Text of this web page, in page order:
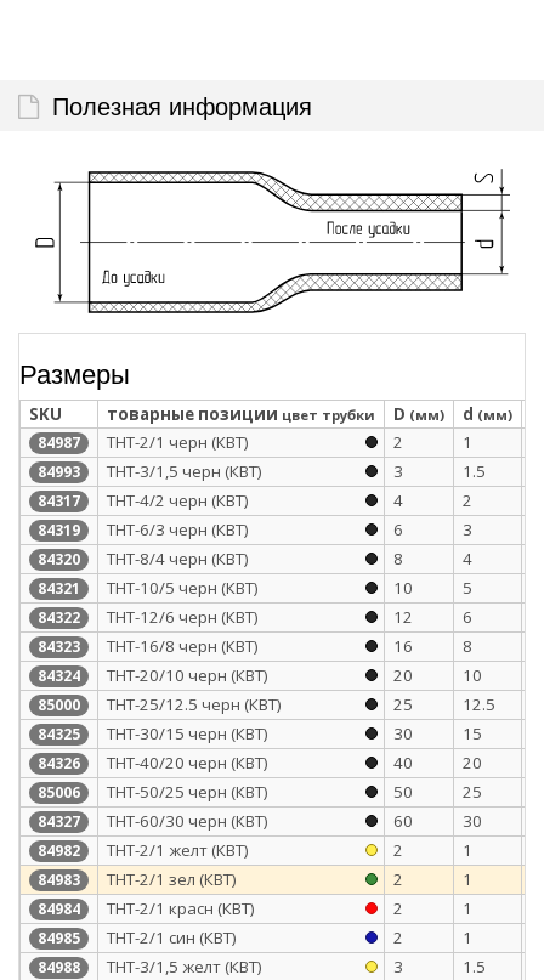
Полезная информация
Размеры
SKU товарные позиции цвет трубки D (мм) d (мм)
84987 ТНТ-2/1 черн (КВТ) 2 1
84993 ТНТ-3/1,5 черн (КВТ) 3 1.5
84317 ТНТ-4/2 черн (КВТ) 4 2
84319 ТНТ-6/3 черн (КВТ) 6 3
84320 ТНТ-8/4 черн (КВТ) 8 4
84321 ТНТ-10/5 черн (КВТ) 10 5
84322 ТНТ-12/6 черн (КВТ) 12 6
84323 ТНТ-16/8 черн (КВТ) 16 8
84324 ТНТ-20/10 черн (КВТ) 20 10
85000 ТНТ-25/12.5 черн (КВТ) 25 12.5
84325 ТНТ-30/15 черн (КВТ) 30 15
84326 ТНТ-40/20 черн (КВТ) 40 20
85006 ТНТ-50/25 черн (КВТ) 50 25
84327 ТНТ-60/30 черн (КВТ) 60 30
84982 ТНТ-2/1 желт (КВТ) 2 1
84983 ТНТ-2/1 зел (КВТ) 2 1
84984 ТНТ-2/1 красн (КВТ) 2 1
84985 ТНТ-2/1 син (КВТ) 2 1
84988 ТНТ-3/1,5 желт (КВТ) 3 1.5